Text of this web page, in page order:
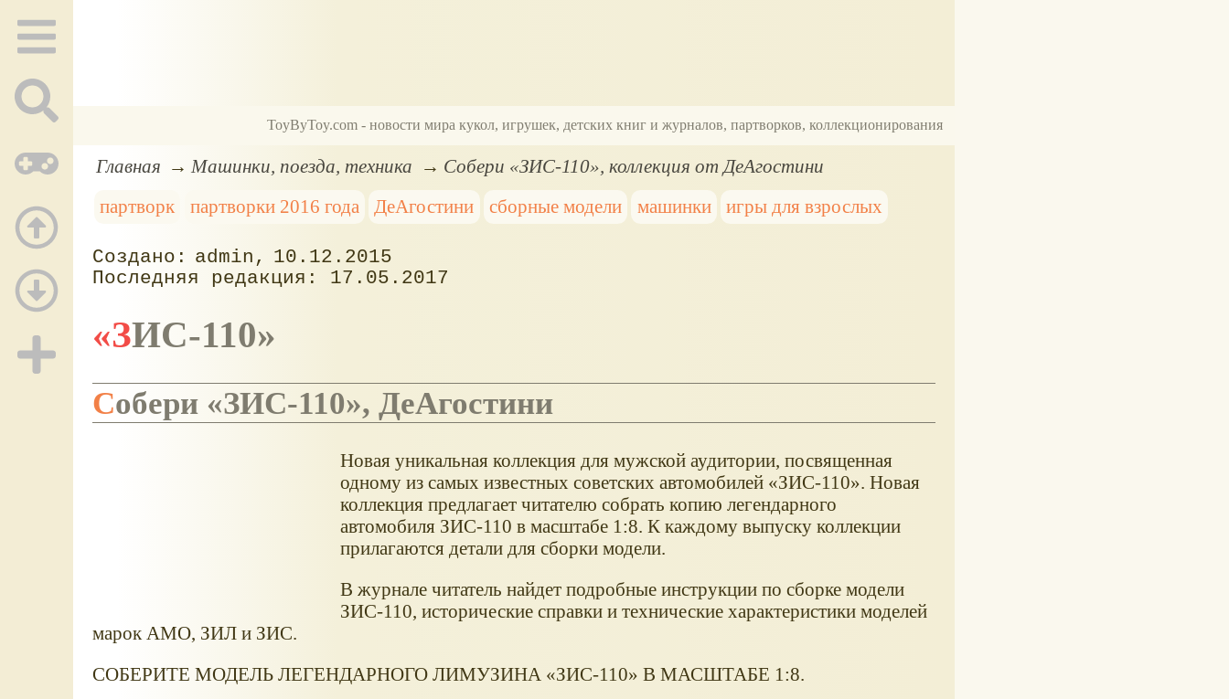
ToyByToy.com - новости мира кукол, игрушек, детских книг и журналов, партворков, коллекционирования
Главная Машинки, поезда, техника
Собери «ЗИС-110», коллекция от ДеАгостини
партворк
партворки 2016 года ДеАгостини сборные модели машинки игры для взрослых
admin
10.12.2015
17.05.2017
«ЗИС-110»
Собери «ЗИС-110», ДеАгостини
Новая уникальная коллекция для мужской аудитории, посвященная
одному из самых известных советских автомобилей «ЗИС-110». Новая
коллекция предлагает читателю собрать копию легендарного
автомобиля ЗИС-110 в масштабе 1:8. К каждому выпуску коллекции
прилагаются детали для сборки модели.
В журнале читатель найдет подробные инструкции по сборке модели
ЗИС-110, исторические справки и технические характеристики моделей
марок АМО, ЗИЛ и ЗИС.
СОБЕРИТЕ МОДЕЛЬ ЛЕГЕНДАРНОГО ЛИМУЗИНА «ЗИС-110» В МАСШТАБЕ 1:8.